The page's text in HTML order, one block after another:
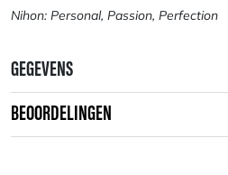
Nihon: Personal, Passion, Perfection
GEGEVENS
BEOORDELINGEN